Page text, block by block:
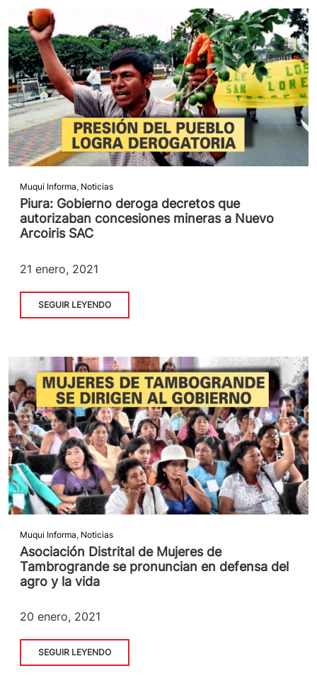
Muqui Informa, Noticias
Piura: Gobierno deroga decretos que
autorizaban concesiones mineras a Nuevo
Arcoiris SAC
21 enero, 2021
SEGUIR LEYENDO
Muqui Informa, Noticias
Asociación Distrital de Mujeres de
Tambrogrande se pronuncian en defensa del
agro y la vida
20 enero, 2021
SEGUIR LEYENDO